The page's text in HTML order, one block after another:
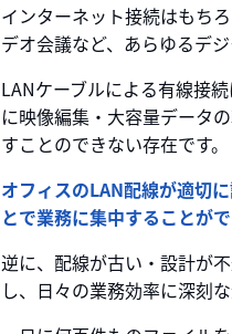
インターネット接続はもち
デオ会議など、あらゆるデ
LANケーブルによる有線接
に映像編集・大容量データ
すことのできない存在です。
オフィスのLAN配線が適切
とで業務に集中することが
逆に、配線が古い・設計が
し、日々の業務効率に深刻な